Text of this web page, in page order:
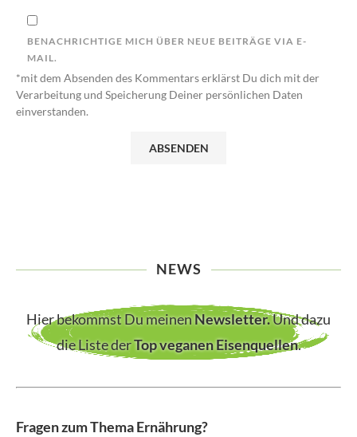
BENACHRICHTIGE MICH ÜBER NEUE BEITRÄGE VIA E-
MAIL.
*mit dem Absenden des Kommentars erklärst Du dich mit der
Verarbeitung und Speicherung Deiner persönlichen Daten
einverstanden.
NEWS
Hier bekommst Du meinenNewsletter.Und dazu
die Liste derTop veganen Eisenquellen.
Fragen zum Thema Ernährung?